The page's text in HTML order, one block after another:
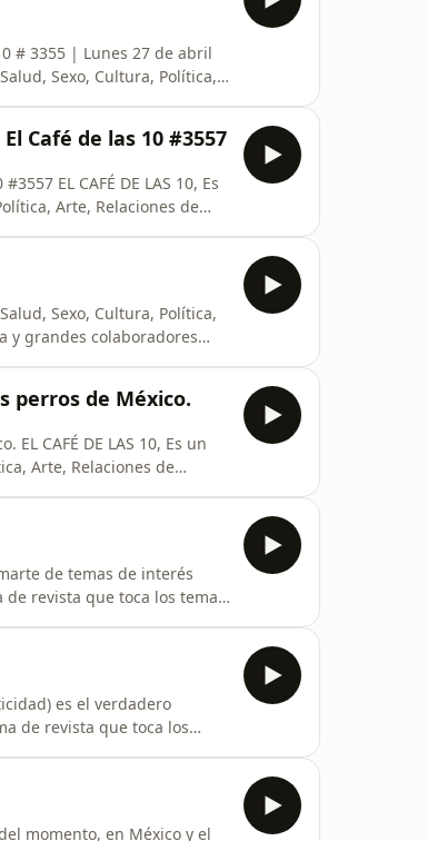
# 3355 | Lunes 27 de abril
Sexo, Cultura, Política,
Café de las 10 #3557
EL CAFÉ DE LAS 10, Es
Arte, Relaciones de
Sexo, Cultura, Política,
y grandes colaboradores
perros de México.
CAFÉ DE LAS 10, Es un
Arte, Relaciones de
de temas de interés
de revista que toca los temas
es el verdadero
de revista que toca los
momento, en México y el